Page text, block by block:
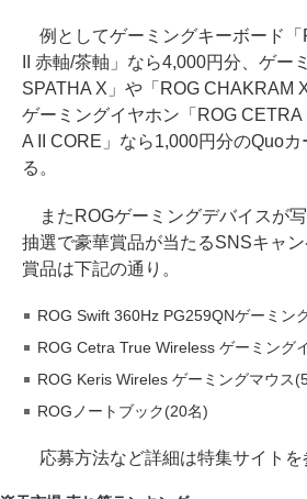
例としてゲーミングキーボード「
II 赤軸/茶軸」なら4,000円分、ゲー
SPATHA X」や「ROG CHAKRAM
ゲーミングイヤホン「ROG CETRA
A II CORE」なら1,000円分のQuoカ
る。
またROGゲーミングデバイスが写
抽選で豪華賞品が当たるSNSキャン
賞品は下記の通り。
ROG Swift 360Hz PG259QNゲーミン
ROG Cetra True Wireless ゲーミング
ROG Keris Wireles ゲーミングマウス
ROGノートブック(20名)
応募方法など詳細は特集サイトを